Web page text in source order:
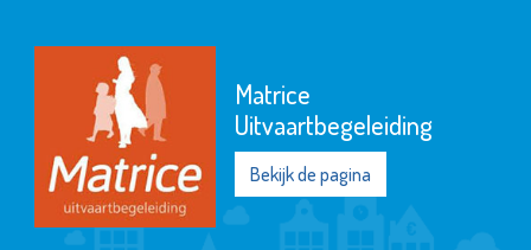
Matrice
Uitvaartbegeleiding
Bekijk de pagina